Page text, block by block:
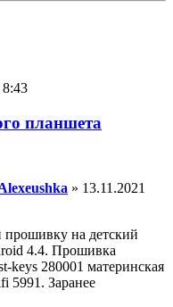
8:43
планшета
» 13.11.2021
на детский
4.4. Прошивка
keys 280001 материнская
5991. Заранее